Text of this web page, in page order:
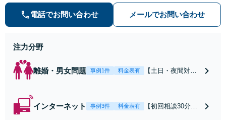
の種類を問わず相談可。可能な限り
早期対応で駆けつけサポート【労
電話でお問い合わせ メールでお問い合わせ
注力分野
離婚・男女問題 事例1件 料金表有
【土日・夜間対応
れたら、サインす
インターネット 事例3件 料金表有
【初回相談30分無